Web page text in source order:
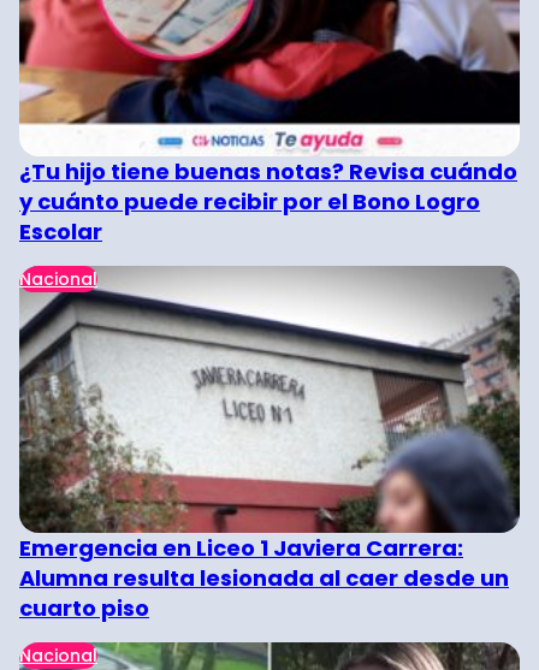
¿Tu hijo tiene buenas notas? Revisa cuándo
y cuánto puede recibir por el Bono Logro
Escolar
Nacional
Emergencia en Liceo 1 Javiera Carrera:
Alumna resulta lesionada al caer desde un
cuarto piso
Nacional